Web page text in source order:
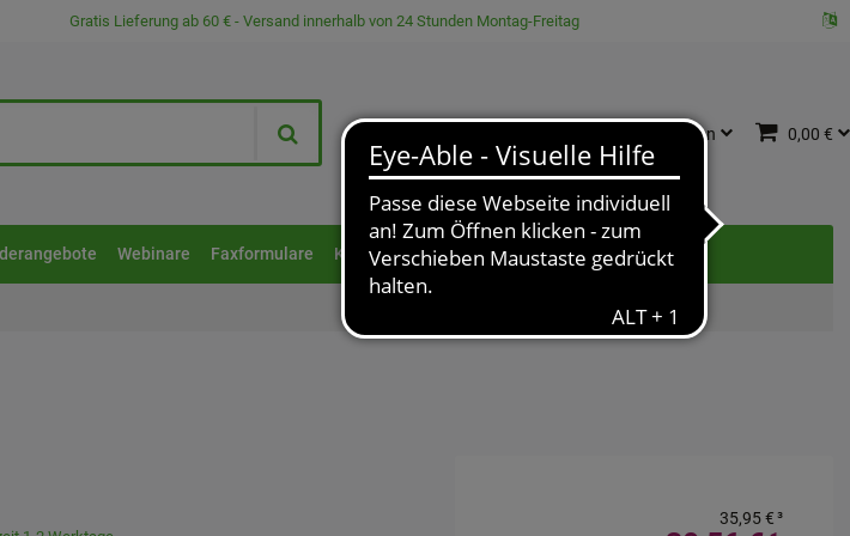
Gratis Lieferung ab 60 € - Versand innerhalb von 24 Stunden Montag-Freitag
Anmelden 0,00 €
Webinare Faxformulare Kontakt
35,95 €³